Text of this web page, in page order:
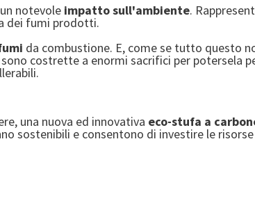
notevole impatto sull'ambiente.
dei fumi prodotti.
da combustione. E, come se tutto questo
costrette a enormi sacrifici per potersela
una nuova ed innovativa eco-stufa a
sostenibili e consentono di investire le